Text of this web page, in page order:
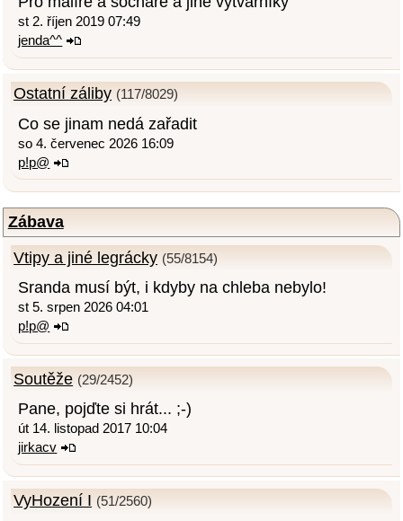
st 2. říjen 2019 07:49
jenda^^
Ostatní záliby (117/8029)
Co se jinam nedá zařadit
so 4. červenec 2026 16:09
p!p@
Zábava
Vtipy a jiné legrácky (55/8154)
Sranda musí být, i kdyby na chleba nebylo!
st 5. srpen 2026 04:01
p!p@
Soutěže (29/2452)
Pane, pojďte si hrát... ;-)
út 14. listopad 2017 10:04
jirkacv
VyHození I (51/2560)